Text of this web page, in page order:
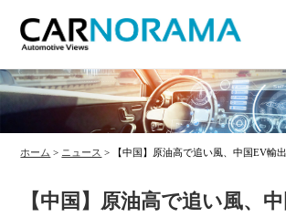
ホーム > ニュース > 【中国】原油高で追い風、中国EV輸
【中国】原油高で追い風、